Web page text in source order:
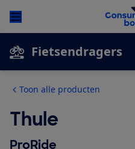
Fietsendragers
Toon alle producten
Thule
ProRide